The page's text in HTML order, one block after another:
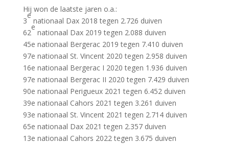
Hij won de laatste jaren o.a.:
3
e
nationaal Dax 2018 tegen 2.726 duiven
62
e
nationaal Dax 2019 tegen 2.088 duiven
45e nationaal Bergerac 2019 tegen 7.410 duiven
97e nationaal St. Vincent 2020 tegen 2.958 duiven
16e nationaal Bergerac I 2020 tegen 1.936 duiven
97e nationaal Bergerac II 2020 tegen 7.429 duiven
90e nationaal Perigueux 2021 tegen 6.452 duiven
39e nationaal Cahors 2021 tegen 3.261 duiven
93e nationaal St. Vincent 2021 tegen 2.714 duiven
65e nationaal Dax 2021 tegen 2.357 duiven
13e nationaal Cahors 2022 tegen 3.675 duiven